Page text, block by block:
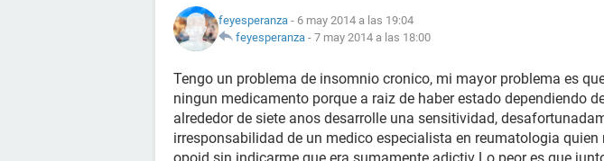
feyesperanza - 6 may 2014 a las 19:04
feyesperanza - 7 may 2014 a las 18:00
Tengo un problema de insomnio cronico, mi mayor problema es
ningun medicamento porque a raiz de haber estado dependiendo
alrededor de siete anos desarrolle una sensitividad,
irresponsabilidad de un medico especialista en reumatologia quien